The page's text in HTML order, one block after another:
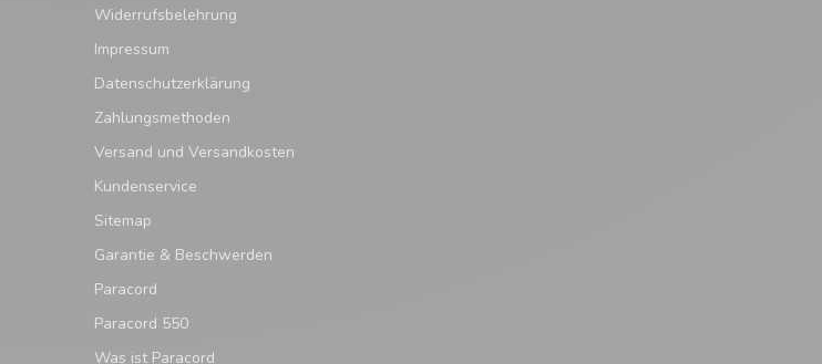
Widerrufsbelehrung
Impressum
Datenschutzerklärung
Zahlungsmethoden
Versand und Versandkosten
Kundenservice
Sitemap
Garantie & Beschwerden
Paracord
Paracord 550
Was ist Paracord